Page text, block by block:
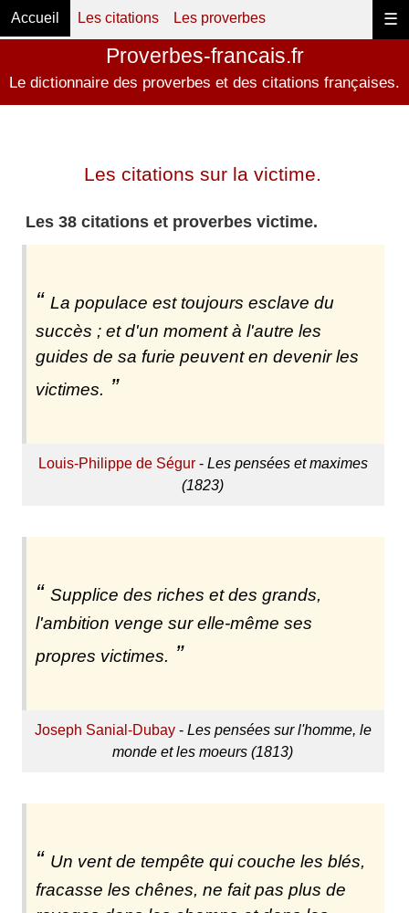
☰
Accueil Les citations Les proverbes
Proverbes-francais.fr
Le dictionnaire des proverbes et des citations françaises.
Les citations sur la victime.
Les 38 citations et proverbes victime.
La populace est toujours esclave du
succès ; et d'un moment à l'autre les
guides de sa furie peuvent en devenir les
victimes.
Louis-Philippe de Ségur- Les pensées et maximes
(1823)
Supplice des riches et des grands,
l'ambition venge sur elle-même ses
propres victimes.
Joseph Sanial-Dubay- Les pensées sur l'homme, le
monde et les moeurs (1813)
Un vent de tempête qui couche les blés,
fracasse les chênes, ne fait pas plus de